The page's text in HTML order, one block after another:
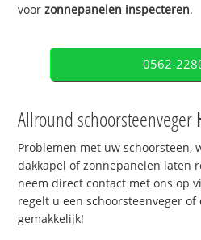
voorzonnepanelen inspecteren.
0562-
Allround schoorsteenveger
Problemen met uw schoorsteen,
dakkapel of zonnepanelen laten
neem direct contact met ons op
regelt u een schoorsteenveger
gemakkelijk!